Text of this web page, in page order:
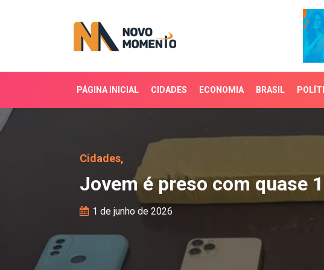
PÁGINA INICIAL CIDADES ECONOMIA BRASIL
Jovem é preso com quase 1
Cidades,
Jovem é preso com quase
1 de junho de 2026